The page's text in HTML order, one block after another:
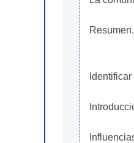
Resumen.